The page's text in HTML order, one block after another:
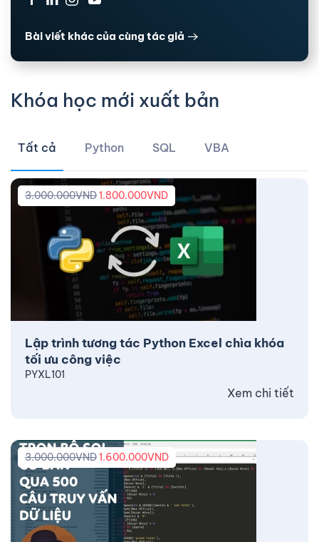
Bài viết khác của cùng tác giả
Khóa học mới xuất bản
Tất cả Python SQL VBA
Lập trình tương tác Python Excel chìa khóa
tối ưu công việc
3.000.000VND1.800.000VND
PYXL101
Xem chi tiết
3.000.000VND1.600.000VND